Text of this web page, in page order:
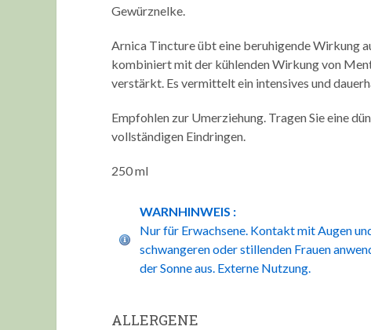
Gewürznelke.
Arnica Tincture übt eine beruhigende Wirkung
kombiniert mit der kühlenden Wirkung von
verstärkt. Es vermittelt ein intensives und
Empfohlen zur Umerziehung. Tragen Sie eine
vollständigen Eindringen.
250 ml
WARNHINWEIS :
Nur für Erwachsene. Kontakt mit Augen
schwangeren oder stillenden Frauen
der Sonne aus. Externe Nutzung.
ALLERGENE